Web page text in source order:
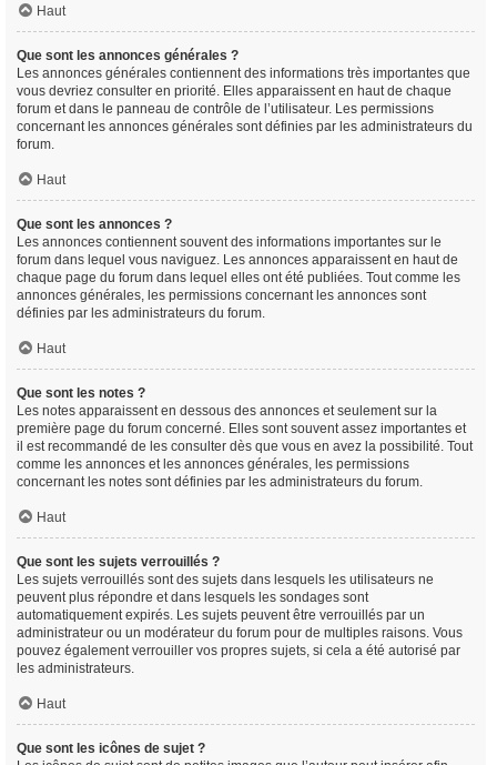
Haut
Que sont les annonces générales ?
Les annonces générales contiennent des informations très importantes que
vous devriez consulter en priorité. Elles apparaissent en haut de chaque
forum et dans le panneau de contrôle de l’utilisateur. Les permissions
concernant les annonces générales sont définies par les administrateurs du
forum.
Haut
Que sont les annonces ?
Les annonces contiennent souvent des informations importantes sur le
forum dans lequel vous naviguez. Les annonces apparaissent en haut de
chaque page du forum dans lequel elles ont été publiées. Tout comme les
annonces générales, les permissions concernant les annonces sont
définies par les administrateurs du forum.
Haut
Que sont les notes ?
Les notes apparaissent en dessous des annonces et seulement sur la
première page du forum concerné. Elles sont souvent assez importantes et
il est recommandé de les consulter dès que vous en avez la possibilité. Tout
comme les annonces et les annonces générales, les permissions
concernant les notes sont définies par les administrateurs du forum.
Haut
Que sont les sujets verrouillés ?
Les sujets verrouillés sont des sujets dans lesquels les utilisateurs ne
peuvent plus répondre et dans lesquels les sondages sont
automatiquement expirés. Les sujets peuvent être verrouillés par un
administrateur ou un modérateur du forum pour de multiples raisons. Vous
pouvez également verrouiller vos propres sujets, si cela a été autorisé par
les administrateurs.
Haut
Que sont les icônes de sujet ?